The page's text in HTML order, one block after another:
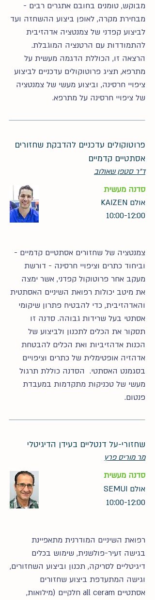
מבוקש, טומנים בחובם אתגרים רבים -
מבחירת מקרה, לאופן ביצוע ההשחזה ועד
לביצוע קפדני של צמנטציה אדהזיבית
להתמודדות עם הרטנציה המוגבלת.
הרצאה זו, הכוללת הדגמה מעשית על
מתרפא, תציג פרוטוקולים עדכניים לביצוע
ציפויי חרסינה, וביצוע מעשי של צמנטציה
של ציפויי חרסינה על מתרפא.
פרוטוקולים עדכניים להדבקת שחזורים
אסתטיים קדמיים
ד"ר סטפן שאולוב
סדנה מעשית
אולם KAIZEN
10:00-12:00
צמנטציה של שחזורים אסתטיים קדמיים -
וביחוד כתרים וציפויי חרסינה - דורשת
מעקב אחר פרוטוקול קפדני, אשר ימצה
את מיטב יכולות רפואת השיניים האסתטית
והאדהזיבית, כדי להבטיח פתרון שיקומי
אסתטי בעל שרידות גבוהה. סדנה זו
תסקור את הכלים לתכנון ולביצוע של
הכנות אדהזיביות ואת הכלים להבטחת
אדהזיה אופטימלית של כתרים וציפויים
בסגמנט האסתטי. הסדנה כוללת תרגול
מעשי של טכניקות מתקדמות במעבדת
פנטום.
שחזורי-על דנטליים בעידן הדיגיטלי
מר מוריס פרץ
סדנה מעשית
אולם SEMUI
10:00-12:00
רפואת השיניים המודרנית מתאפיינת
בגישה זעיר-פולשנית, שימוש בכלים
דיגיטליים לסריקה, תכנון וביצוע השחזורים,
וגישה המתעדפת ביצוע שחזורים
אסתטיים all ceram חלקיים (מילואות,